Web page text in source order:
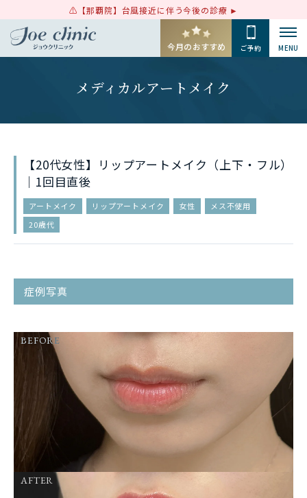
【那覇院】台風接近に伴う今後の診療
今月のおすすめ ご予約 MENU
メディカルアートメイク
【20代女性】リップアートメイク（上下・フル）
｜1回目直後
アートメイク リップアートメイク 女性
メス不使用
20歳代
症例写真
BEFORE
AFTER